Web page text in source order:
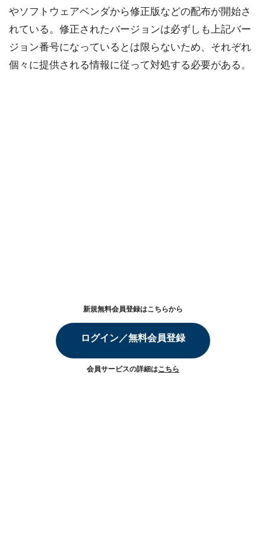
やソフトウェアベンダから修正版などの配布が開始さ
れている。修正されたバージョンは必ずしも上記バー
ジョン番号になっているとは限らないため、それぞれ
個々に提供される情報に従って対処する必要がある。
新規無料会員登録はこちらから
ログイン／無料会員登録
会員サービスの詳細はこちら